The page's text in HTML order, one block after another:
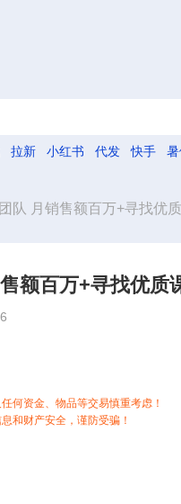
拉新 小红书 代发 快手
队 月销售额百万+寻找优
额百万+寻找优
何资金、物品等交易慎重考虑！
和财产安全，谨防受骗！